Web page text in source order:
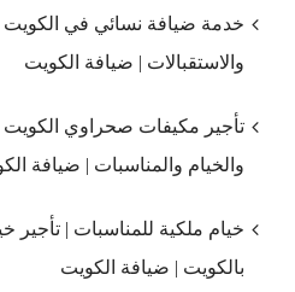
خدمة ضيافة نسائي في الكويت
والاستقبالات | ضيافة الكويت
تأجير مكيفات صحراوي الكويت
والخيام والمناسبات | ضيافة
خيام ملكية للمناسبات | تأجير
بالكويت | ضيافة الكويت